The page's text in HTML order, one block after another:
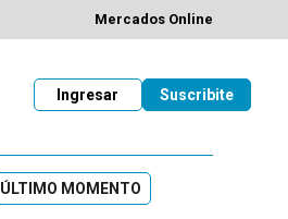
Mercados Online
Suscribite
Ingresar
ÚLTIMO MOMENTO